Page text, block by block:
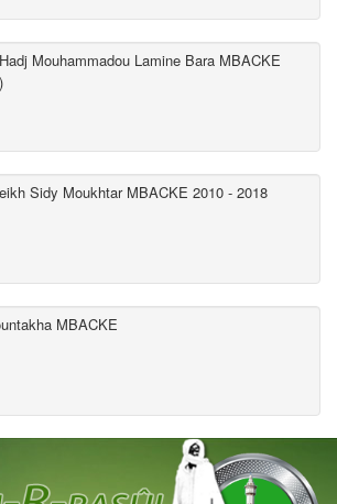
Mouhammadou Lamine Bara MBACKE
Sidy Moukhtar MBACKE 2010 - 2018
MBACKE